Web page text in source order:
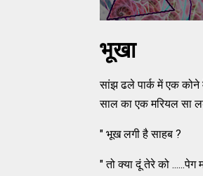
भूखा
सांझ ढले पार्क में एक कोने
साल का एक मरियल सा
" भूख लगी है साहब ?
" तो क्या दूं तेरे को ......पेग